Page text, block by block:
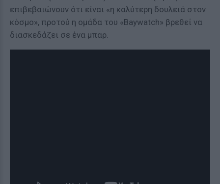
επιβεβαιώνουν ότι είναι «η καλύτερη δουλειά στον
κόσμο», προτού η ομάδα του «Baywatch» βρεθεί να
διασκεδάζει σε ένα μπαρ.